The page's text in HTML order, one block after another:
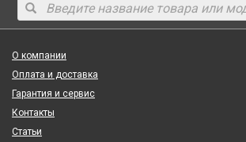
О компании
Оплата и доставка
Гарантия и сервис
Контакты
Статьи